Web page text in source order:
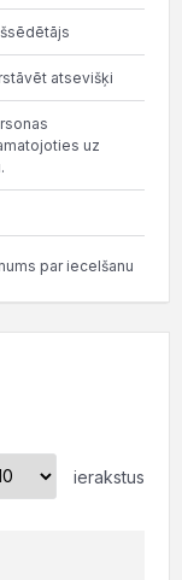
atsevišķi
uz
par iecelšanu
ierakstus